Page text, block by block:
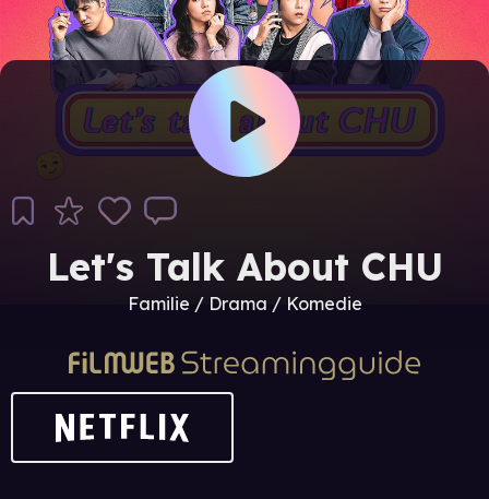
Let's Talk About CHU
Familie / Drama / Komedie